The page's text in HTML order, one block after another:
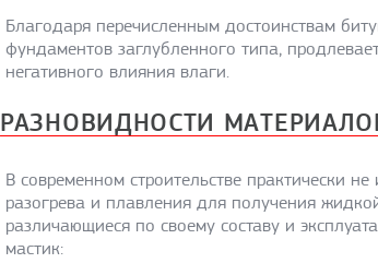
Благодаря перечисленным достоинствам
фундаментов заглубленного типа,
негативного влияния влаги.
РАЗНОВИДНОСТИ
В современном строительстве практически
разогрева и плавления для получения
различающиеся по своему составу и
мастик: